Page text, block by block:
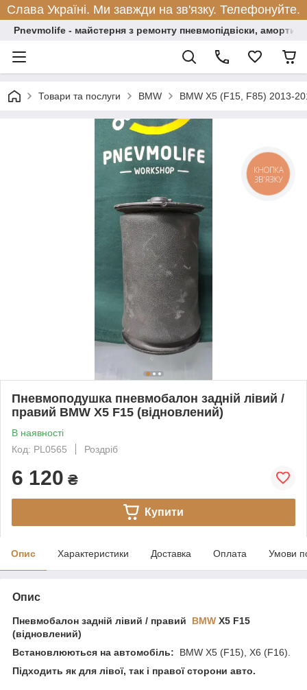
Слава Україні. Ми завжди на зв'язку. Телефонуйте.
Pnevmolife - майстерня з ремонту пневмопідвіски,
Товари та послуги BMW BMW X5 (F15, F85) 2013-
Пневмоподушка пневмобалон задній лівий /
правий BMW X5 F15 (відновлений)
В наявності
Код: PL0565
Роздріб
6 120 ₴
Купити
Опис Характеристики Доставка Оплата Умови
Опис
Пневмобалон задній лівий / правий BMW X5 F15
(відновлений)
Встановлюються на автомобіль: BMW X5 (F15), X6 (F16).
Підходить як для лівої, так і правої сторони авто.
КНОПКА
ЗВ'ЯЗКУ